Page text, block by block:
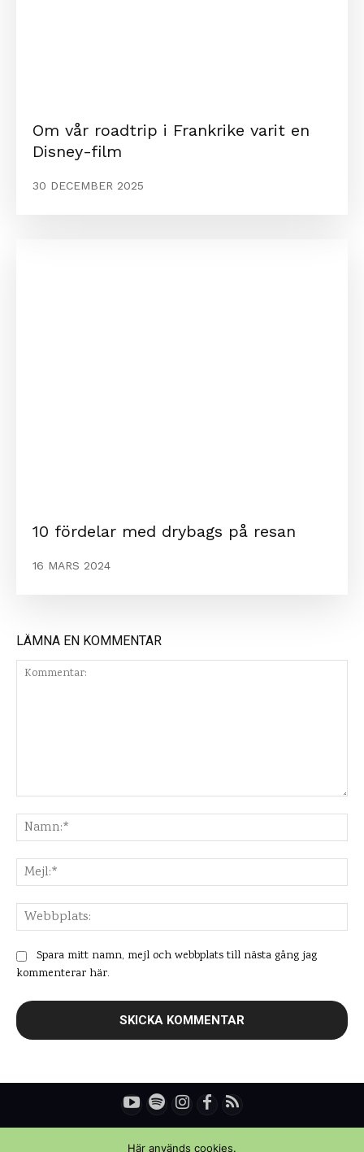
Om vår roadtrip i Frankrike varit en
Disney-film
30 DECEMBER 2025
10 fördelar med drybags på resan
16 MARS 2024
LÄMNA EN KOMMENTAR
Spara mitt namn, mejl och webbplats till nästa gång jag
kommenterar här.
Här används cookies.